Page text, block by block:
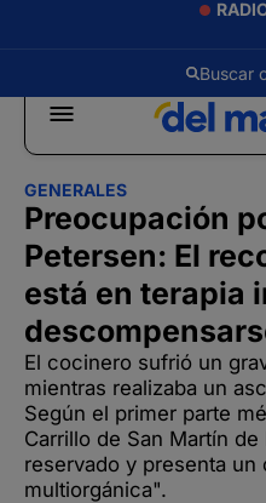
GENERALES
Preocupación
Petersen: El
está en terapia
El cocinero sufrió un
mientras realizaba un
Según el primer parte
Carrillo de San Martín
reservado y presenta un
multiorgánica".